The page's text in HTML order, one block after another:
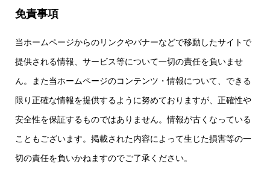
免責事項
当ホームページからのリンクやバナーなどで移動したサイトで
提供される情報、サービス等について一切の責任を負いませ
ん。また当ホームページのコンテンツ・情報について、できる
限り正確な情報を提供するように努めておりますが、正確性や
安全性を保証するものではありません。情報が古くなっている
こともございます。掲載された内容によって生じた損害等の一
切の責任を負いかねますのでご了承ください。